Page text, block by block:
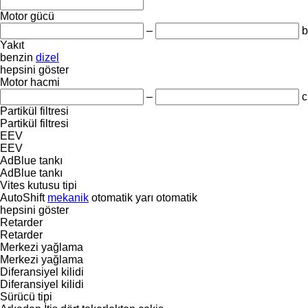
Motor gücü
–
Yakıt
benzin dizel
hepsini göster
Motor hacmi
–
Partikül filtresi
Partikül filtresi
EEV
EEV
AdBlue tankı
AdBlue tankı
Vites kutusu tipi
AutoShift mekanik otomatik yarı otomatik
hepsini göster
Retarder
Retarder
Merkezi yağlama
Merkezi yağlama
Diferansiyel kilidi
Diferansiyel kilidi
Sürücü tipi